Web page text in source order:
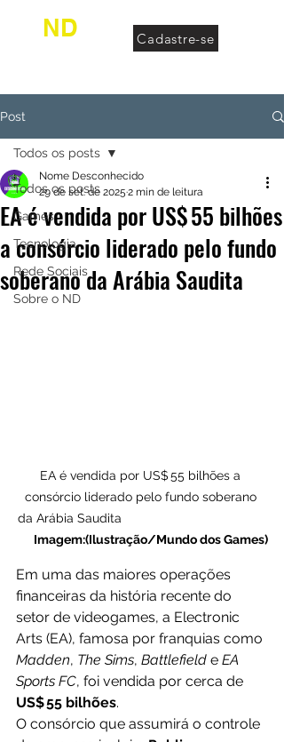
ND Cadastre-se
Post
Todos os posts
Games
Tecnologia
Rede Sociais
Sobre o ND
Todos os posts
EA é vendida por US$ 55 bilhões
a consórcio liderado pelo fundo
soberano da Arábia Saudita
Nome Desconhecido
29 de set. de 2025 2 min de leitura
EA é vendida por US$ 55 bilhões a
consórcio liderado pelo fundo soberano
da Arábia Saudita
Imagem:(Ilustração/Mundo dos Games)
Em uma das maiores operações
financeiras da história recente do
setor de videogames, a Electronic
Arts (EA), famosa por franquias como
Madden, The Sims, Battlefield e EA
Sports FC, foi vendida por cerca de
US$ 55 bilhões.
O consórcio que assumirá o controle